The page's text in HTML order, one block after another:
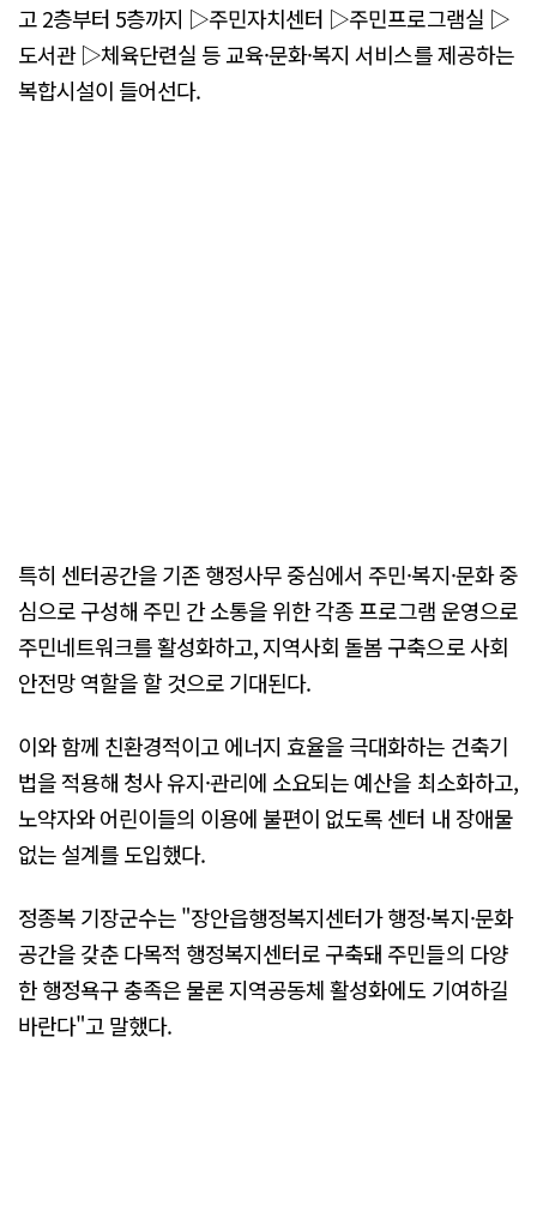
고 2층부터 5층까지 ▷주민자치센터 ▷주민프로그램실 ▷
도서관 ▷체육단련실 등 교육·문화·복지 서비스를 제공하는
복합시설이 들어선다.
특히 센터공간을 기존 행정사무 중심에서 주민·복지·문화 중
심으로 구성해 주민 간 소통을 위한 각종 프로그램 운영으로
주민네트워크를 활성화하고, 지역사회 돌봄 구축으로 사회
안전망 역할을 할 것으로 기대된다.
이와 함께 친환경적이고 에너지 효율을 극대화하는 건축기
법을 적용해 청사 유지·관리에 소요되는 예산을 최소화하고,
노약자와 어린이들의 이용에 불편이 없도록 센터 내 장애물
없는 설계를 도입했다.
정종복 기장군수는 "장안읍행정복지센터가 행정·복지·문화
공간을 갖춘 다목적 행정복지센터로 구축돼 주민들의 다양
한 행정욕구 충족은 물론 지역공동체 활성화에도 기여하길
바란다"고 말했다.